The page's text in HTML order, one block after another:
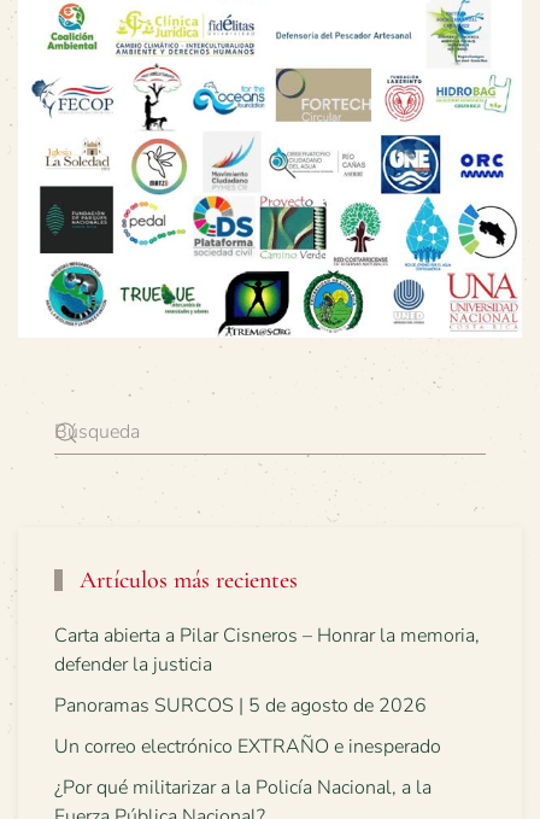
Artículos más recientes
Carta abierta a Pilar Cisneros – Honrar la memoria,
defender la justicia
Panoramas SURCOS | 5 de agosto de 2026
Un correo electrónico EXTRAÑO e inesperado
¿Por qué militarizar a la Policía Nacional, a la